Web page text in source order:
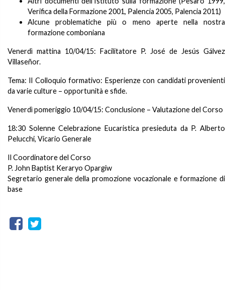
Verifica della Formazione 2001, Palencia 2005, Palencia 2011)
Alcune problematiche più o meno aperte nella nostra
formazione comboniana
Venerdì mattina 10/04/15: Facilitatore P. José de Jesús Gálvez
Villaseñor.
Tema: Il Colloquio formativo: Esperienze con candidati provenienti
da varie culture – opportunità e sfide.
Venerdì pomeriggio 10/04/15: Conclusione – Valutazione del Corso
18:30 Solenne Celebrazione Eucaristica presieduta da P. Alberto
Pelucchi, Vicario Generale
Il Coordinatore del Corso
P. John Baptist Keraryo Opargiw
Segretario generale della promozione vocazionale e formazione di
base